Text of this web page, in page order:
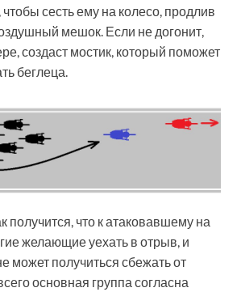
сесть ему на колесо, продлив
мешок. Если не догонит,
создаст мостик, который поможет
беглеца.
получится, что к атаковавшему на
желающие уехать в отрыв, и
может получиться сбежать от
основная группа согласна